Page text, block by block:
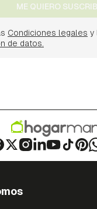
ME QUIERO
Condiciones legales y
de datos.